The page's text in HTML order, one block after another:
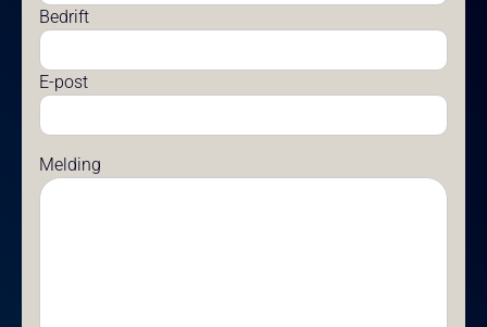
Bedrift
E-post
Melding